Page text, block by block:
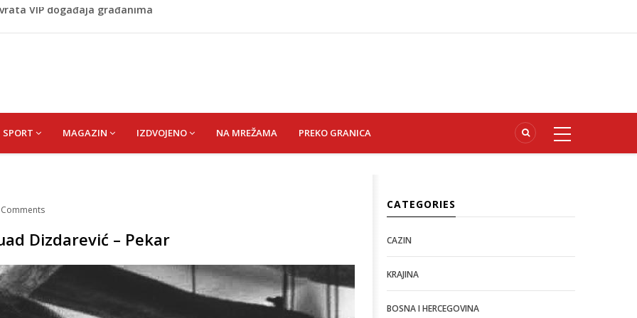
kolu Premijer lige BiH
HUSEIN-BEKTAŠ
VIP događaja građanima
SPORT MAGAZIN IZDVOJENO NA MREŽAMA PREKO GRANICA
Comments
Dizdarević – Pekar
CATEGORIES
CAZIN
KRAJINA
BOSNA I HERCEGOVINA